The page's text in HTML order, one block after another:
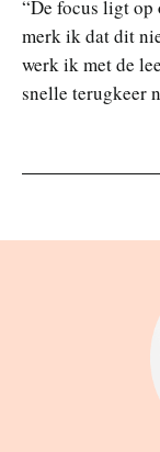
“De focus ligt op
merk ik dat dit
werk ik met de
snelle terugkeer